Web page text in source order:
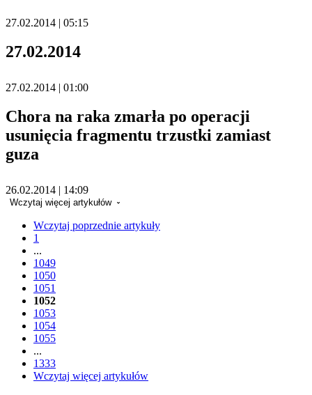
27.02.2014 | 05:15
27.02.2014
27.02.2014 | 01:00
Chora na raka zmarła po operacji
usunięcia fragmentu trzustki zamiast
guza
26.02.2014 | 14:09
Wczytaj więcej artykułów
Wczytaj poprzednie artykuły
1
...
1049
1050
1051
1052
1053
1054
1055
...
1333
Wczytaj więcej artykułów